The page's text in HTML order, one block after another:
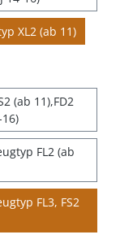
XL2 (ab 11)
(ab 11),FD2
FL2 (ab
FL3, FS2